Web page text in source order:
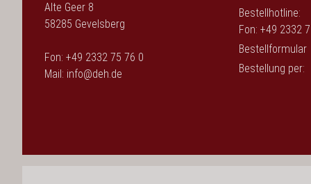
Alte Geer 8
58285 Gevelsberg
Fon: +49 2332 75 76 0
Mail: info@deh.de
Bestellhotline:
Fon: +49 2332
Bestellformular
Bestellung per: